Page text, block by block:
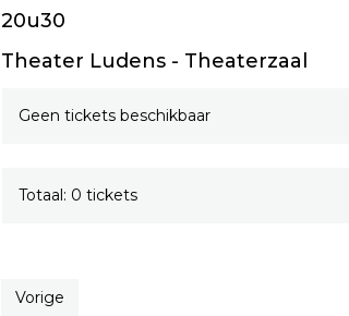
20u30
Theater Ludens - Theaterzaal
Geen tickets beschikbaar
Totaal: 0 tickets
Vorige